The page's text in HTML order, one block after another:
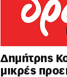
Δημήτρης
μικρές